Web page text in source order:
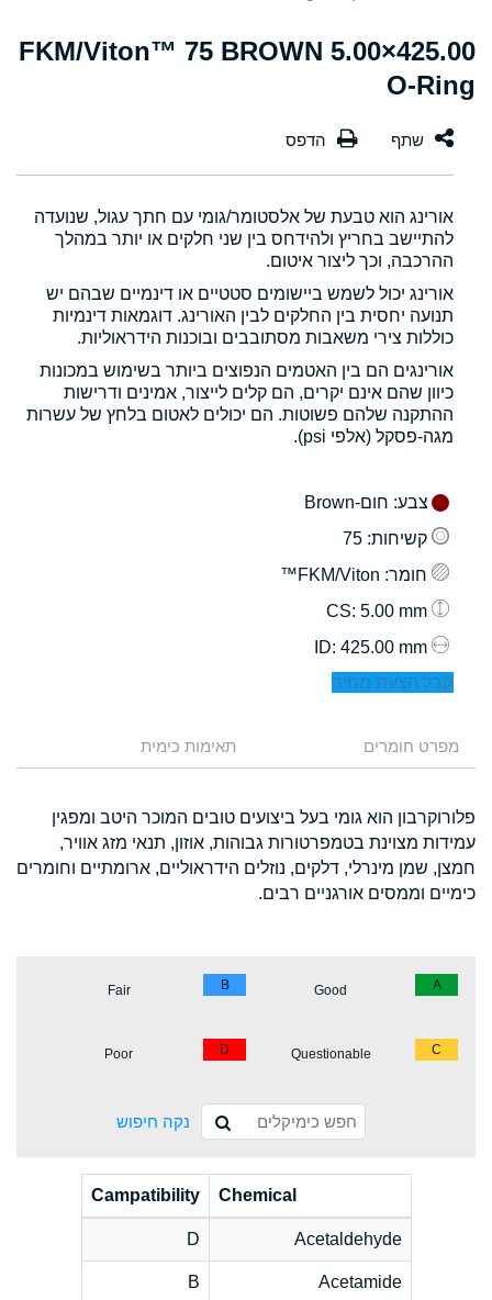
425.00×5.00 FKM/Viton™ 75 BROWN
O-Ring
אורינג הוא טבעת של אלסטומר/גומי עם חתך עגול, שנועדה
להתיישב בחריץ ולהידחס בין שני חלקים או יותר במהלך
ההרכבה, וכך ליצור איטום.
אורינג יכול לשמש ביישומים סטטיים או דינמיים שבהם יש
תנועה יחסית בין החלקים לבין האורינג. דוגמאות דינמיות
כוללות צירי משאבות מסתובבים ובוכנות הידראוליות.
אורינגים הם בין האטמים הנפוצים ביותר בשימוש במכונות
כיוון שהם אינם יקרים, הם קלים לייצור, אמינים ודרישות
ההתקנה שלהם פשוטות. הם יכולים לאטום בלחץ של עשרות
מגה-פסקל (אלפי psi).
צבע: חום-Brown
קשיחות: 75
חומר: FKM/Viton™
: 5.00 mm
: 425.00 mm
קבל הצעת מחיר
מפרט חומרים תאימות כימית
פלורוקרבון הוא גומי בעל ביצועים טובים המוכר היטב ומפגין
עמידות מצוינת בטמפרטורות גבוהות, אוזון, תנאי מזג אוויר,
חמצן, שמן מינרלי, דלקים, נוזלים הידראוליים, ארומתיים וחומרים
כימיים וממסים אורגניים רבים.
A
Good
B
Fair
C
Questionable
D
Poor
נקה חיפוש
Chemical
Campatibility
Acetaldehyde
D
Acetamide
B